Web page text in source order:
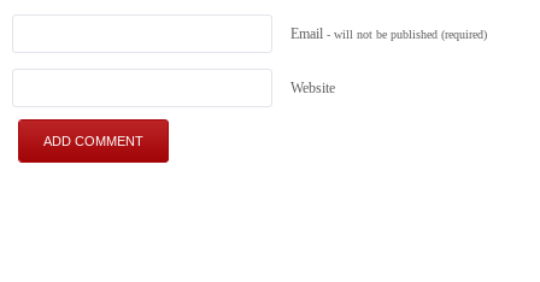
Email - will not be published (required)
Website